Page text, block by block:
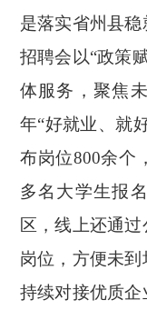
是落实省州县稳
招聘会以“政策
体服务，聚焦
年“好就业、就
布岗位800余个
多名大学生报
区，线上还通
岗位，方便未
持续对接优质